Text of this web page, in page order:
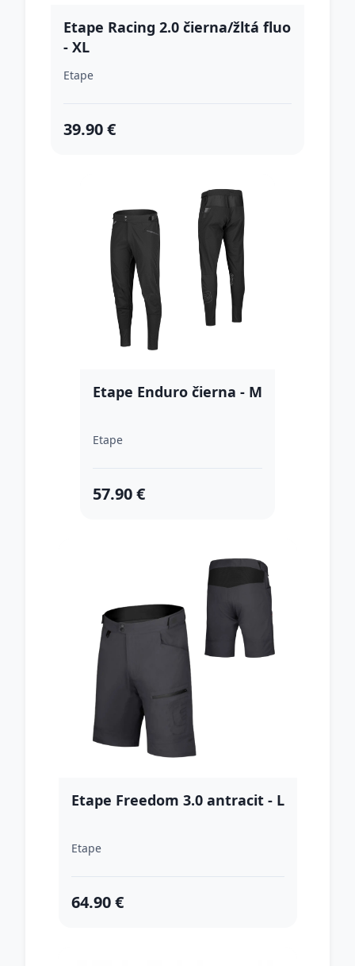
Etape Racing 2.0 čierna/žltá fluo
- XL
Etape
39.90 €
Etape Enduro čierna - M
Etape
57.90 €
Etape Freedom 3.0 antracit - L
Etape
64.90 €